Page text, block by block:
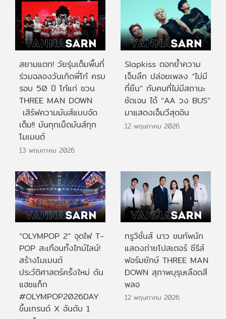
สยามแตก! วัยรุ่นเต็มพื้นที่
ร่วมฉลองวันเกิดพี่โก๋ ครบ
รอบ 50 ปี โก๋แก่ ชวน
THREE MAN DOWN
เสิร์ฟความมันส์แบบจัด
เต็ม!! มันทุกเม็ดมันส์ทุก
โมเมนต์
13 พฤษภาคม 2026
Slapkiss ตอกย้ำความ
เจ็บลึก ปล่อยเพลง “ไม่มี
ที่ยืน” กับคนที่ไม่มีสถานะ
ชัดเจน ได้ “AA วง BUS”
มาแสดงเอ็มวีสุดอิน
12 พฤษภาคม 2026
“OLYMPOP 2” จุดไฟ T-
POP สะเทือนทั้งไทม์ไลน์!
สร้างโมเมนต์
ประวัติศาสตร์ครั้งใหม่ ดัน
แฮชแท็ก
#OLYMPOP2026DAY
ขึ้นเทรนด์ X อันดับ 1
ทรูวิชั่นส์ นาว ขนทัพนัก
แสดงถ่ายโปสเตอร์ ซีรีส์
ฟอร์มยักษ์ THREE MAN
DOWN สุภาพบุรุษเลือดสี
พลอ
12 พฤษภาคม 2026